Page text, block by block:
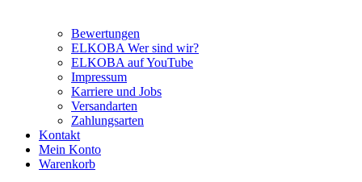
Bewertungen
ELKOBA Wer sind wir?
ELKOBA auf YouTube
Impressum
Karriere und Jobs
Versandarten
Zahlungsarten
Kontakt
Mein Konto
Warenkorb